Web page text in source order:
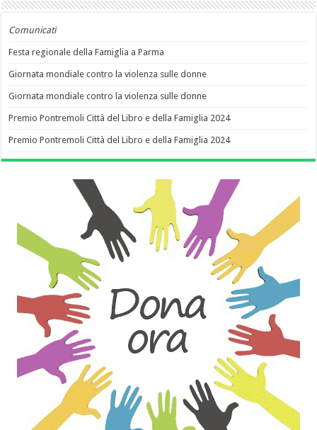
Comunicati
Festa regionale della Famiglia a Parma
Giornata mondiale contro la violenza sulle donne
Giornata mondiale contro la violenza sulle donne
Premio Pontremoli Città del Libro e della Famiglia 2024
Premio Pontremoli Città del Libro e della Famiglia 2024